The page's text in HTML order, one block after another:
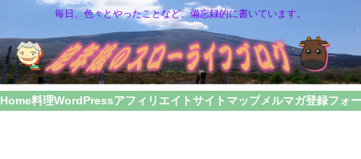
毎日、色々とやったことなど、備忘録的に書いています。
Home料理WordPressアフィリエイトサイトマップメルマガ登録フォ